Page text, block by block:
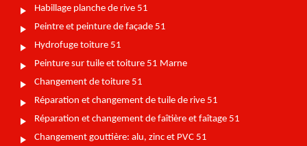
Habillage planche de rive 51
Peintre et peinture de façade 51
Hydrofuge toiture 51
Peinture sur tuile et toiture 51 Marne
Changement de toiture 51
Réparation et changement de tuile de rive 51
Réparation et changement de faîtière et faîtage 51
Changement gouttière: alu, zinc et PVC 51